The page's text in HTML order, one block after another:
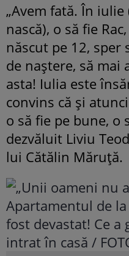
„Avem fată. În
nască), o să fie
născut pe 12, sper
de naștere, să mai
asta! Iulia este
convins că și
o să fie pe bune, o
dezvăluit Liviu
lui Cătălin Măruță.